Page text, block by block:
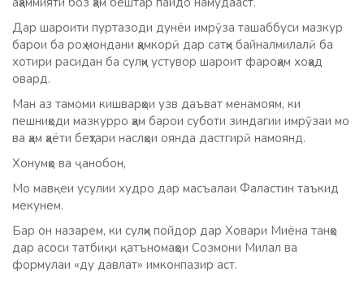
Дар шароити пуртазоди дунёи имрӯза ташаббуси мазкур
барои ба роҳ мондани ҳамкорӣ дар сатҳи байналмилалӣ ба
хотири расидан ба сулҳи устувор шароит фароҳам хоҳад
овард.
Ман аз тамоми кишварҳои узв даъват менамоям, ки
пешниҳоди мазкурро ҳам барои суботи зиндагии имрӯзаи мо
ва ҳам ҳаёти беҳтари наслҳои оянда дастгирӣ намоянд.
Хонумҳо ва ҷанобон,
Мо мавқеи усулии худро дар масъалаи Фаластин таъкид
мекунем.
Бар он назарем, ки сулҳи пойдор дар Ховари Миёна танҳо
дар асоси татбиқи қатъномаҳои Созмони Милал ва
формулаи «ду давлат» имконпазир аст.